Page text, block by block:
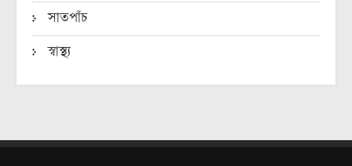
সাতপাঁচ
স্বাস্থ্য